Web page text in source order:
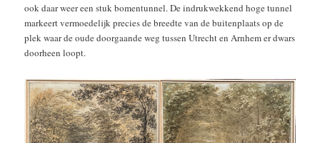
ook daar weer een stuk bomentunnel. De indrukwekkend hoge tunnel
markeert vermoedelijk precies de breedte van de buitenplaats op de
plek waar de oude doorgaande weg tussen Utrecht en Arnhem er dwars
doorheen loopt.